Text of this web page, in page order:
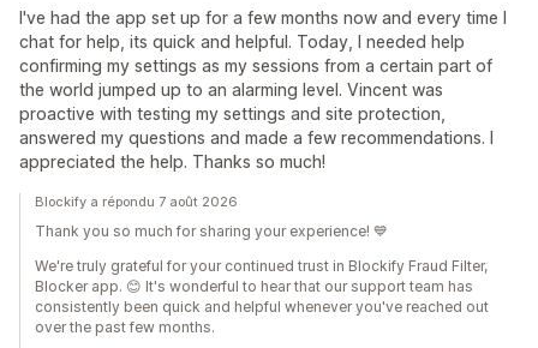
I've had the app set up for a few months now and every time I
chat for help, its quick and helpful. Today, I needed help
confirming my settings as my sessions from a certain part of
the world jumped up to an alarming level. Vincent was
proactive with testing my settings and site protection,
answered my questions and made a few recommendations. I
appreciated the help. Thanks so much!
Blockify a répondu 7 août 2026
Thank you so much for sharing your experience! 💙
We're truly grateful for your continued trust in Blockify Fraud Filter,
Blocker app. 😊 It's wonderful to hear that our support team has
consistently been quick and helpful whenever you've reached out
over the past few months.